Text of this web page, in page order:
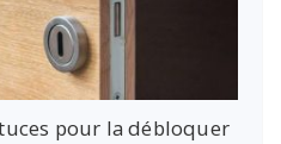
pour la débloquer